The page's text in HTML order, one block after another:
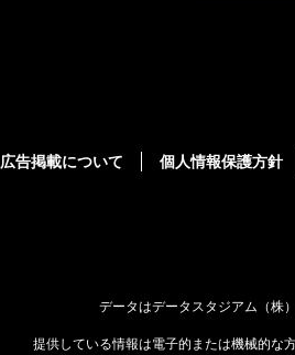
広告掲載について 個人情報保護方針
データはデータスタジアム（株
提供している情報は電子的または機械的な